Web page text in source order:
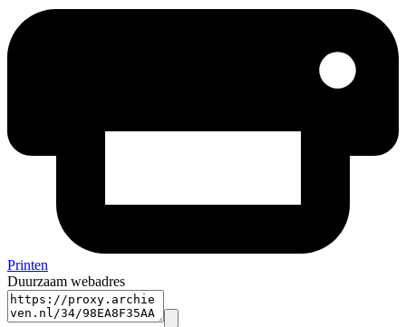
Printen
Duurzaam webadres